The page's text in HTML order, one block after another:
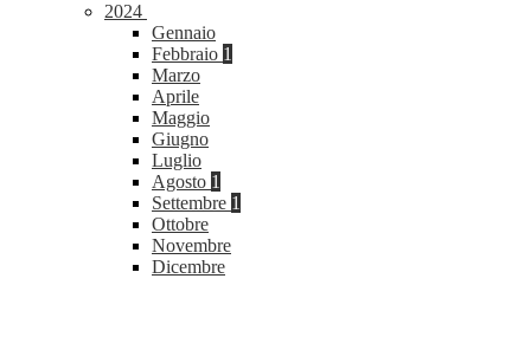
2024
Gennaio
Febbraio 1
Marzo
Aprile
Maggio
Giugno
Luglio
Agosto 1
Settembre 1
Ottobre
Novembre
Dicembre